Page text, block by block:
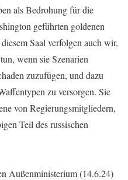
als Bedrohung für die
geführten goldenen
Saal verfolgen auch wir,
wenn sie Szenarien
zuzufügen, und dazu
zu versorgen. Sie
von Regierungsmitgliedern,
Teil des russischen
Außenministerium (14.6.24)